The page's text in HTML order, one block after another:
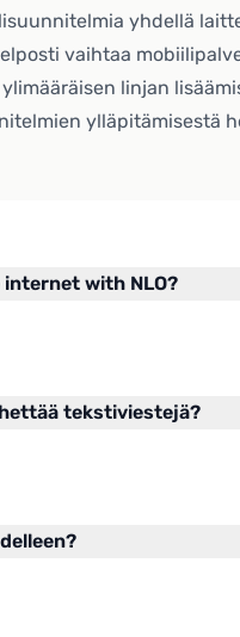
yhdellä
vaihtaa
linjan
ylläpitämisestä
internet with NLO?
tekstiviestejä?